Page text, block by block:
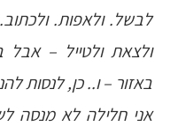
לבשל. ולאפות.
ולצאת ולטייל – אבל
באזור – ו.. כן, לנסות
אני חלילה לא מנסה